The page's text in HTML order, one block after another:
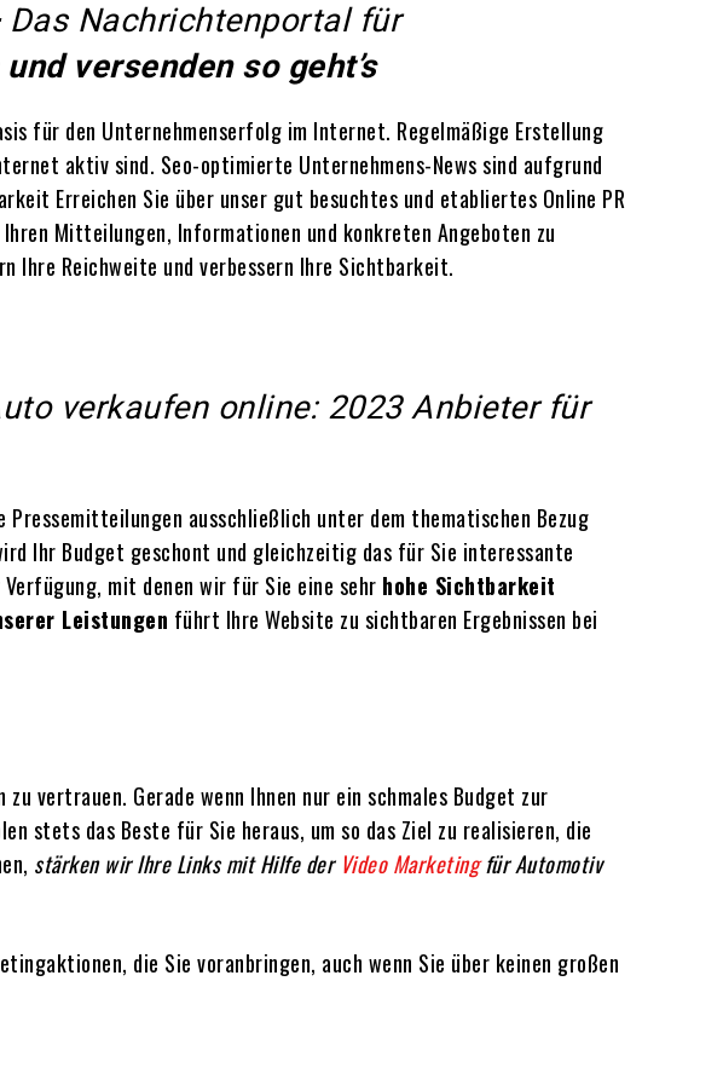
Das Nachrichtenportal für
versenden so geht’s
für den Unternehmenserfolg im Internet. Regelmäßige Erstellung
aktiv sind. Seo-optimierte Unternehmens-News sind aufgrund
Erreichen Sie über unser gut besuchtes und etabliertes Online PR
Mitteilungen, Informationen und konkreten Angeboten zu
Ihre Reichweite und verbessern Ihre Sichtbarkeit.
verkaufen online: 2023 Anbieter für
Pressemitteilungen ausschließlich unter dem thematischen Bezug
Ihr Budget geschont und gleichzeitig das für Sie interessante
Verfügung, mit denen wir für Sie eine sehr hohe Sichtbarkeit
Leistungen führt Ihre Website zu sichtbaren Ergebnissen bei
zu vertrauen. Gerade wenn Ihnen nur ein schmales Budget zur
stets das Beste für Sie heraus, um so das Ziel zu realisieren, die
stärken wir Ihre Links mit Hilfe der Video Marketingfür Automotiv
die Sie voranbringen, auch wenn Sie über keinen großen